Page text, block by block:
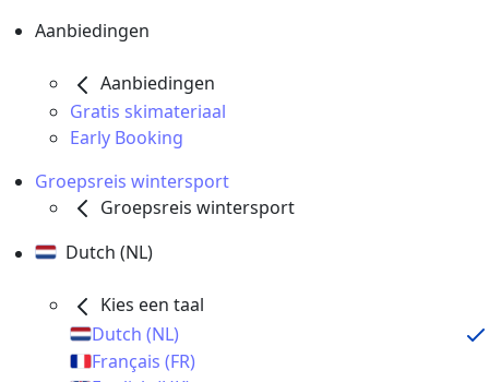
Aanbiedingen
Aanbiedingen
Gratis skimateriaal
Early Booking
Groepsreis wintersport
Groepsreis wintersport
Dutch (NL)
Kies een taal
Dutch (NL)
Français (FR)